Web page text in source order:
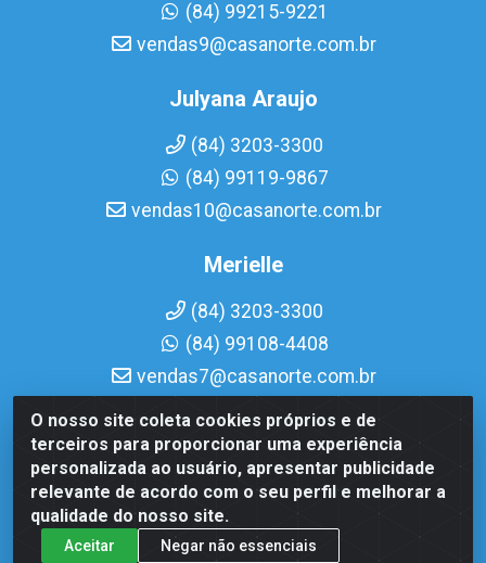
O nosso site coleta cookies próprios e de
terceiros para proporcionar uma experiência
personalizada ao usuário, apresentar publicidade
relevante de acordo com o seu perfil e melhorar a
qualidade do nosso site.
Aceitar Negar não essenciais
(84) 99215-9221
vendas9@casanorte.com.br
Julyana Araujo
(84) 3203-3300
(84) 99119-9867
vendas10@casanorte.com.br
Merielle
(84) 3203-3300
(84) 99108-4408
vendas7@casanorte.com.br
Casa Norte LTDA - Av. Interventor Mário Câmara, 1815 - Dix-
Sept Rosado, Natal/RN - CEP 59054-600 - CNPJ
08.713.513/0001-51